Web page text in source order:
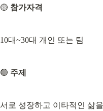
🟡 참가자격
10대~30대 개인 또는 팀
🟢 주제
서로 성장하고 이타적인 삶